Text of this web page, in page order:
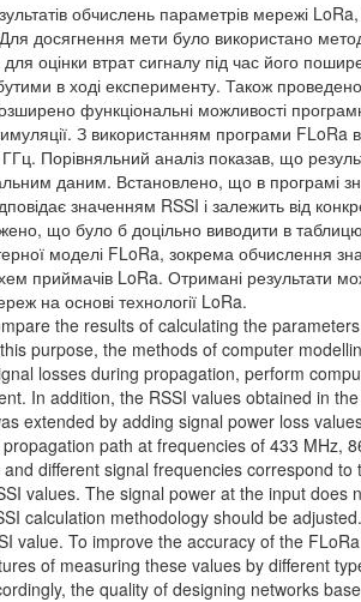
обчислень параметрів мережі
досягнення мети було використано
оцінки втрат сигналу під час його
в ході експерименту. Також
функціональні можливості
З використанням програми
Порівняльний аналіз показав, що
даним. Встановлено, що в програмі
значенням RSSI і залежить від
що було б доцільно виводити в
моделі FLoRa, зокрема обчислення
приймачів LoRa. Отримані результати
на основі технології LoRa.
the results of calculating the
purpose, the methods of computer
losses during propagation, perform
In addition, the RSSI values obtained in
extended by adding signal power loss
path at frequencies of 433 MHz,
different signal frequencies correspond
values. The signal power at the input
calculation methodology should be
value. To improve the accuracy of the
of measuring these values by different
the quality of designing networks